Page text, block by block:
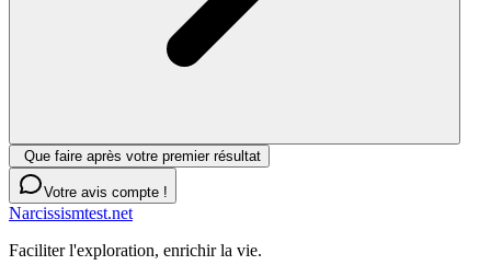
Que faire après votre premier résultat
Votre avis compte !
Narcissismtest.net
Faciliter l'exploration, enrichir la vie.